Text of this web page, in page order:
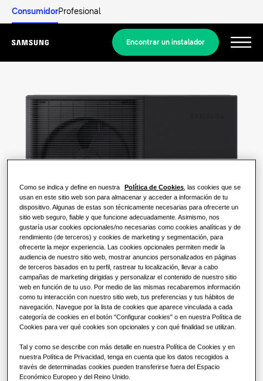
ConsumidorProfesional
Menu
Encontrar un instalador
Descubrir
SOLUCIONES RESIDENCIALES
¿Qué es una bomba de calor y cómo
Ventajas de una bomba de calor
¿Qué es un aire acondicionado y
cómo funciona?
SOLUCIONES COMERCIALES
Hoteles
Comercio
Restaurante
Nuestras soluciones
Soluciones de climatización
Soluciones de bombas de calor
SOLUCIONES PARA OFICINAS
Soluciones de climatización
Controles
Productos
PRODUCTOS ESTRELLA
WindFree
SmartThings
Cassette 360
Productos
Acerca de Samsung
CAPACIDAD : 5.0KW CALOR 35°C: CALOR 55°C:
R290 Pump integrated
AE050CXYBEK/EU
Capacidad disponible
Como se indica y define en nuestra Política de Cookies, las cookies que se
usan en este sitio web son para almacenar y acceder a información de tu
dispositivo. Algunas de estas son técnicamente necesarias para ofrecerte un
sitio web seguro, fiable y que funcione adecuadamente. Asimismo, nos
gustaría usar cookies opcionales/no necesarias como cookies analíticas y de
rendimiento (de terceros) y cookies de marketing y segmentación, para
ofrecerte la mejor experiencia. Las cookies opcionales permiten medir la
audiencia de nuestro sitio web, mostrar anuncios personalizados en páginas
de terceros basados en tu perfil, rastrear tu localización, llevar a cabo
campañas de marketing dirigidas y personalizar el contenido de nuestro sitio
web en función de tu uso. Por medio de las mismas recabaremos información
como tu interacción con nuestro sitio web, tus preferencias y tus hábitos de
navegación. Navegue por la lista de cookies que aparece vinculada a cada
categoría de cookies en el botón "Configurar cookies" o en nuestra Política de
Cookies para ver qué cookies son opcionales y con qué finalidad se utilizan.
Tal y como se describe con más detalle en nuestra Política de Cookies y en
nuestra Política de Privacidad, tenga en cuenta que los datos recogidos a
través de determinadas cookies pueden transferirse fuera del Espacio
Económico Europeo y del Reino Unido.